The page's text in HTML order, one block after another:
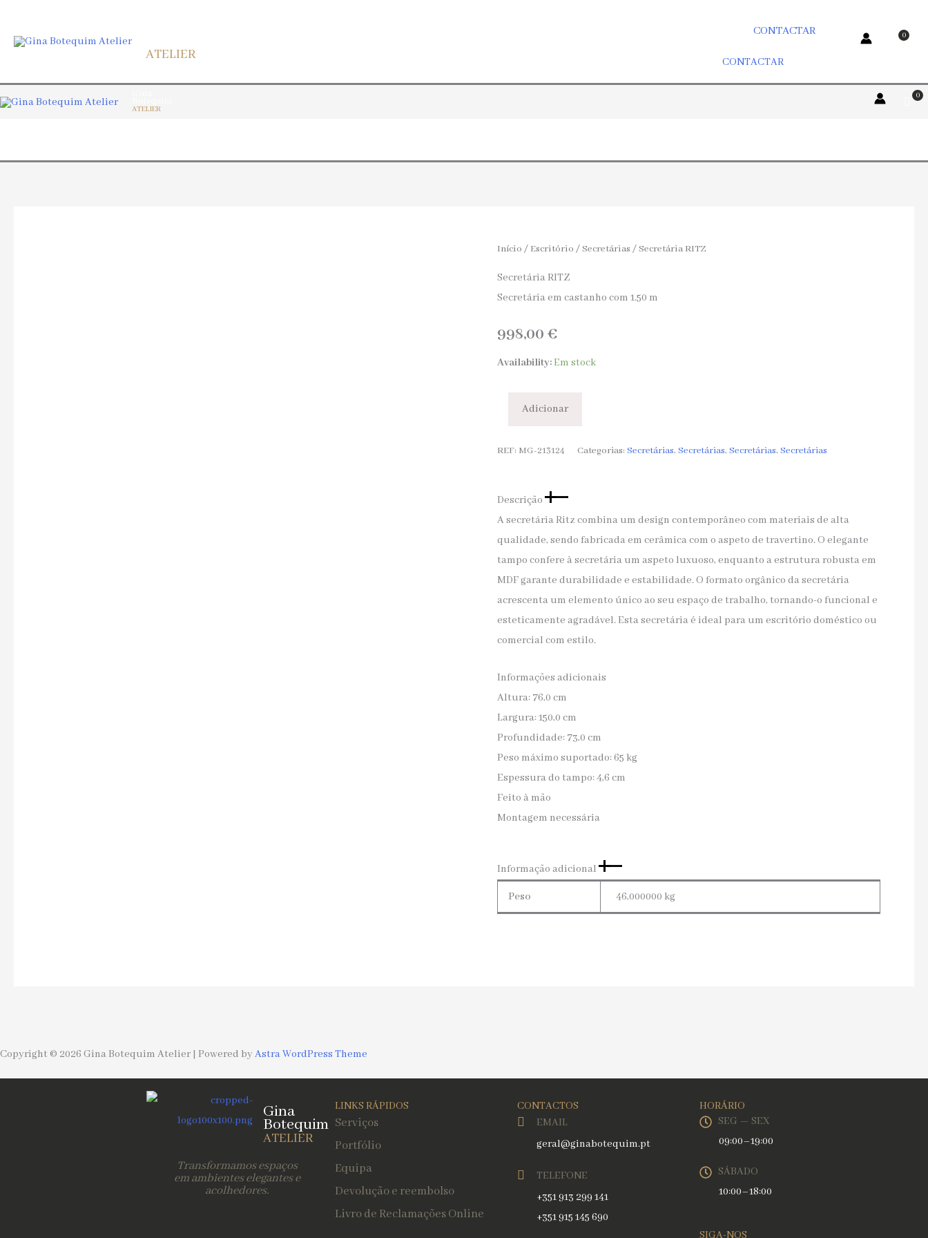
ATELIER
CONTACTAR
CONTACTAR
ATELIER
Início / Escritório /Secretárias / Secretária RITZ
Secretária RITZ
Secretária em castanho com 1.50 m
998,00€
Availability:Em stock
Adicionar
REF: MG-213124 Categorias:Secretárias,Secretárias,Secretárias,Secretárias
Descrição
A secretária Ritz combina um design contemporâneo com materiais de alta
qualidade, sendo fabricada em cerâmica com o aspeto de travertino. O elegante
tampo confere à secretária um aspeto luxuoso, enquanto a estrutura robusta em
MDF garante durabilidade e estabilidade. O formato orgânico da secretária
acrescenta um elemento único ao seu espaço de trabalho, tornando-o funcional e
esteticamente agradável. Esta secretária é ideal para um escritório doméstico ou
comercial com estilo.
Informações adicionais
Altura: 76,0 cm
Largura: 150,0 cm
Profundidade: 73,0 cm
Peso máximo suportado: 65 kg
Espessura do tampo: 4,6 cm
Feito à mão
Montagem necessária
Informação adicional
Peso 46,000000 kg
Copyright © 2026 Gina Botequim Atelier | Powered by Astra WordPress Theme
Gina
Botequim
ATELIER
Transformamos espaços
em ambientes elegantes e
acolhedores.
LINKS RÁPIDOS
Serviços
Portfólio
Equipa
Devolução e reembolso
Livro de Reclamações Online
CONTACTOS
EMAIL
geral@ginabotequim.pt
TELEFONE
+351 913 299 141
+351 915 145 690
HORÁRIO
SEG — SEX
09:00–19:00
SÁBADO
10:00–18:00
SIGA-NOS